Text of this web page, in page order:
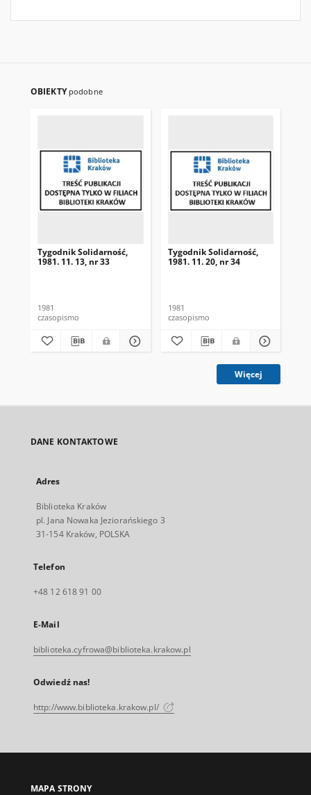
OBIEKTY podobne
Tygodnik Solidarność,
1981. 11. 13, nr 33
1981
czasopismo
Tygodnik Solidarność,
1981. 11. 20, nr 34
1981
czasopismo
Więcej
DANE KONTAKTOWE
Adres
Biblioteka Kraków
pl. Jana Nowaka Jeziorańskiego 3
31-154 Kraków, POLSKA
Telefon
+48 12 618 91 00
E-Mail
biblioteka.cyfrowa@biblioteka.krakow.pl
Odwiedź nas!
http://www.biblioteka.krakow.pl/
MAPA STRONY